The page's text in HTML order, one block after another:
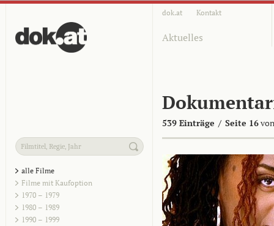
dok.at Kontakt
Aktuelles
539 Einträge / Seite 16
alle Filme
Filme mit Kaufoption
1970 – 1979
1980 – 1989
1990 – 1999